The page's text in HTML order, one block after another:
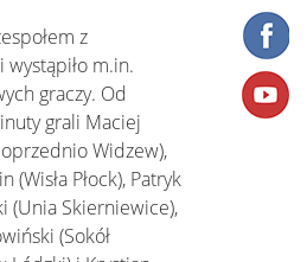
z
m.in.
graczy. Od
grali Maciej
Widzew),
(Wisła Płock), Patryk
(Unia Skierniewice),
(Sokół